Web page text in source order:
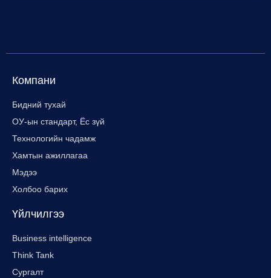
Компани
Бидний тухай
ОУ-ын стандарт, Ёс зүй
Технологийн чадамж
Хамтын ажиллагаа
Мэдээ
Холбоо барих
Үйлчилгээ
Business intelligence
Think Tank
Сургалт